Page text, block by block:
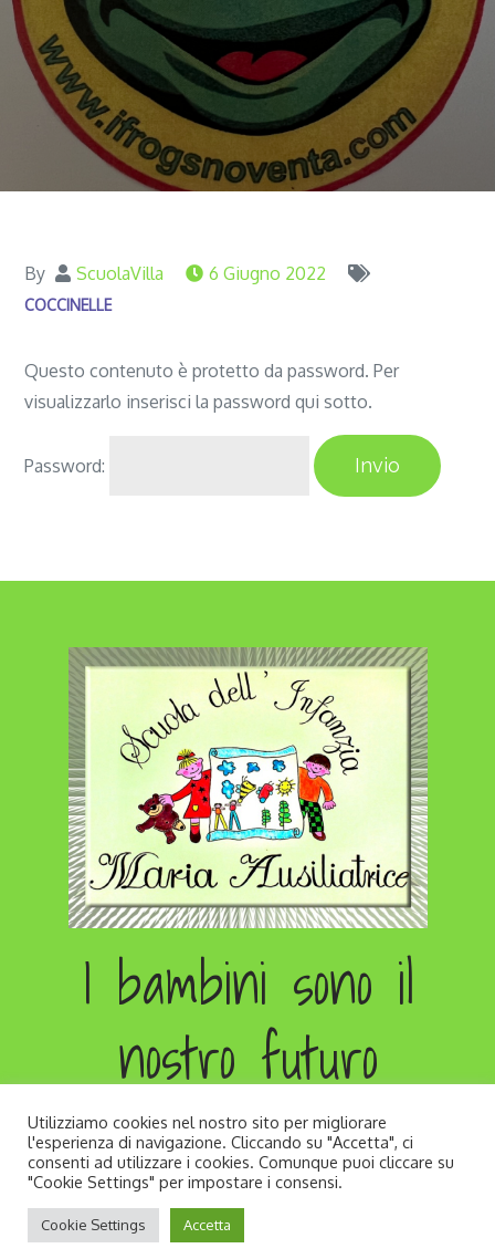
By ScuolaVilla 6 Giugno 2022
COCCINELLE
Questo contenuto è protetto da password. Per
visualizzarlo inserisci la password qui sotto.
Password:
I bambini sono il
nostro futuro
Copyright © All rights reserved. Developed by
Andrea Zago
Utilizziamo cookies nel nostro sito per migliorare
l'esperienza di navigazione. Cliccando su "Accetta", ci
consenti ad utilizzare i cookies. Comunque puoi cliccare su
"Cookie Settings" per impostare i consensi.
Cookie Settings Accetta